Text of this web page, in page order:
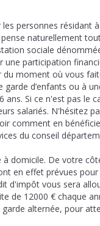
personnes résidant
naturellement
sociale
une participation
moment où vous
d’enfants ou à
Si ce n'est pas le
salariés. N'hésitez
comment en
du conseil
domicile. De votre
en effet prévues
d'impôt vous sera
de 12000 € chaque
alternée, pour